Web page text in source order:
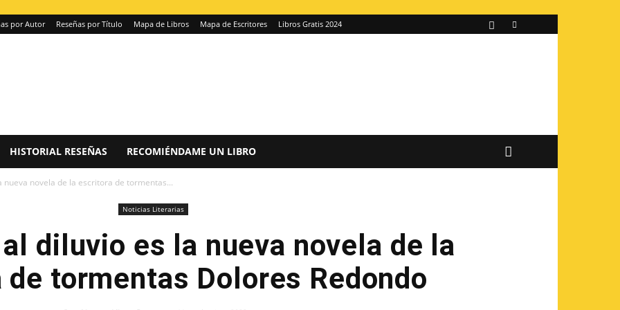
por Autor Reseñas por Título Mapa de Libros Mapa de Escritores Libros Gratis 2024
HISTORIAL RESEÑAS RECOMIÉNDAME UN LIBRO
nueva novela de la escritora de tormentas...
Noticias Literarias
diluvio es la nueva novela de la
tormentas Dolores Redondo